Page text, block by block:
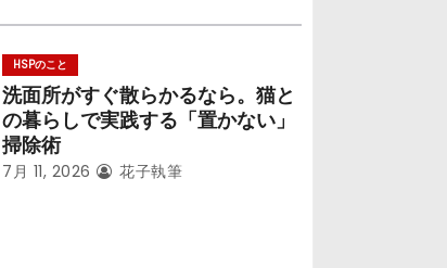
HSPのこと
洗面所がすぐ散らかるなら。猫と
の暮らしで実践する「置かない」
掃除術
7月 11, 2026 花子執筆